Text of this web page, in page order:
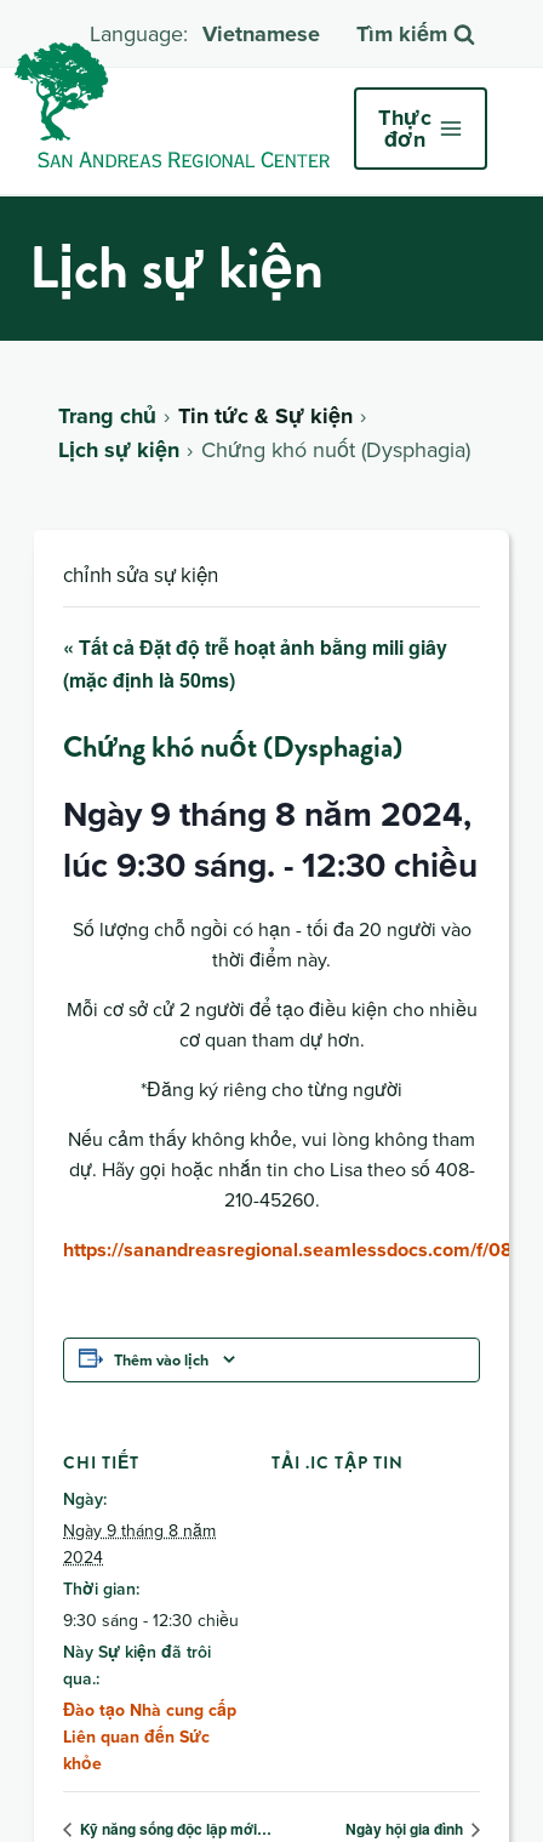
Vietnamese Tìm kiếm
Thực
đơn
Lịch sự kiện
Trang chủ
Tin tức & Sự kiện
Lịch sự kiện
Chứng khó nuốt (Dysphagia)
chỉnh sửa sự kiện
« Tất cả Đặt độ trễ hoạt ảnh bằng mili giây
(mặc định là 50ms)
Chứng khó nuốt (Dysphagia)
Ngày 9 tháng 8 năm 2024,
lúc 9:30 sáng. -12:30 chiều
Số lượng chỗ ngồi có hạn - tối đa 20 người vào
thời điểm này.
Mỗi cơ sở cử 2 người để tạo điều kiện cho nhiều
cơ quan tham dự hơn.
*Đăng ký riêng cho từng người
Nếu cảm thấy không khỏe, vui lòng không tham
dự. Hãy gọi hoặc nhắn tin cho Lisa theo số 408-
210-45260.
https://sanandreasregional.seamlessdocs.com/f/
Thêm vào lịch
CHI TIẾT
Ngày:
Ngày 9 tháng 8 năm
2024
Thời gian:
9:30 sáng - 12:30 chiều
Này Sự kiện đã trôi
qua.:
Đào tạo Nhà cung cấp
Liên quan đến Sức
khỏe
TẢI .IC TẬP TIN
Kỹ năng sống độc lập mới… Ngày hội gia đình